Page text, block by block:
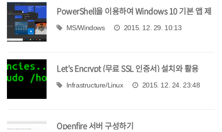
PowerShell을 이용하여 Windows 10 기본 앱 제
거
MS/Windows 2015. 12. 29. 10:13
Let's Encrypt (무료 SSL 인증서) 설치와 활용
Infrastructure/Linux 2015. 12. 24. 23:48
Openfire 서버 구성하기